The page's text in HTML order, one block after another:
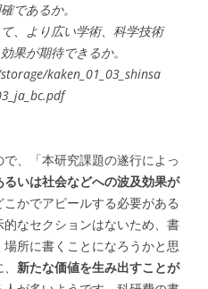
であるか。
、より広い学術、科学技術
果が期待できるか。
kaken_01_03_shinsa
、「本研究課題の遂行によっ
いは社会などへの波及効果が
こかでアピールする必要がある
なセクションはないため、書
所に書くことになろうかと思
新たな価値を生み出すことが